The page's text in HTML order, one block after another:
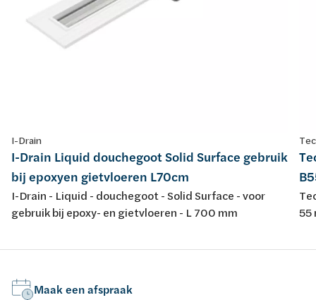
I-Drain
I-Drain Liquid douchegoot Solid Surface gebruik
bij epoxyen gietvloeren L70cm
I-Drain - Liquid - douchegoot - Solid Surface - voor
gebruik bij epoxy- en gietvloeren - L 700 mm
55
Maak een afspraak